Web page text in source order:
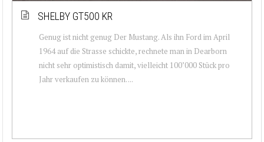
SHELBY GT500 KR
Genug ist nicht genug Der Mustang. Als ihn Ford im April
1964 auf die Strasse schickte, rechnete man in Dearborn
nicht sehr optimistisch damit, vielleicht 100’000 Stück pro
Jahr verkaufen zu können. ...